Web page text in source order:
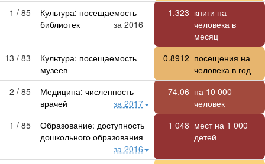
1 / 85
Культура: посещаемость
библиотек
за 2016
1.323 книги на
человека в
месяц
13 / 83
Культура: посещаемость
музеев
0.8912 посещения на
человека в год
2 / 85
Медицина: численность
врачей
за 2017
74.06 на 10 000
человек
1 / 85
Образование: доступность
дошкольного образования
за 2016
1 048 мест на 1 000
детей